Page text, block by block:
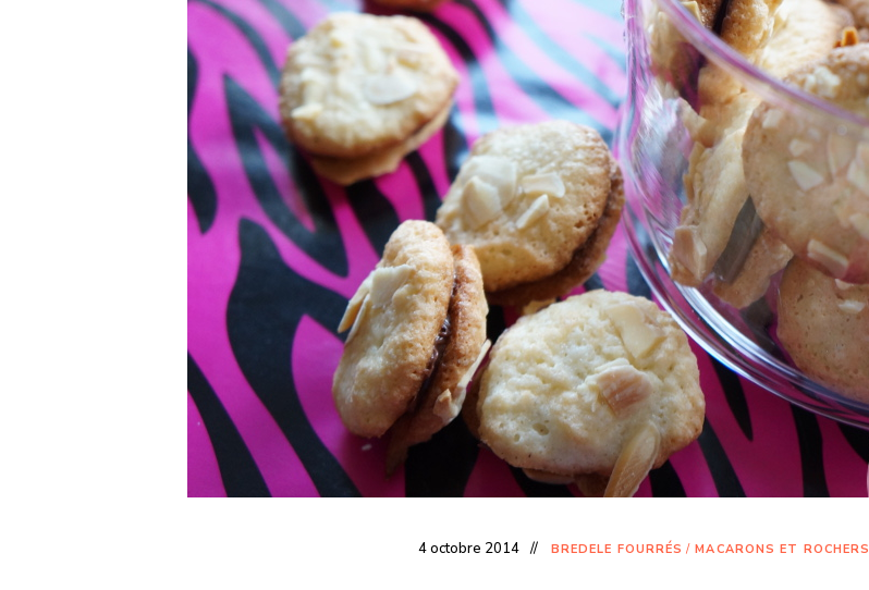
4 octobre 2014 BREDELE FOURRÉS / MACARONS ET ROCHERS